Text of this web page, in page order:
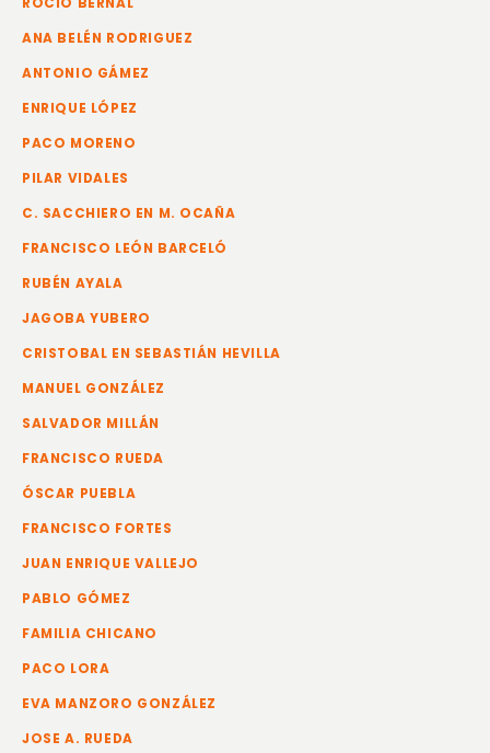
ROCIO BERNAL
ANA BELÉN RODRIGUEZ
ANTONIO GÁMEZ
ENRIQUE LÓPEZ
PACO MORENO
PILAR VIDALES
C. SACCHIERO EN M. OCAÑA
FRANCISCO LEÓN BARCELÓ
RUBÉN AYALA
JAGOBA YUBERO
CRISTOBAL EN SEBASTIÁN HEVILLA
MANUEL GONZÁLEZ
SALVADOR MILLÁN
FRANCISCO RUEDA
ÓSCAR PUEBLA
FRANCISCO FORTES
JUAN ENRIQUE VALLEJO
PABLO GÓMEZ
FAMILIA CHICANO
PACO LORA
EVA MANZORO GONZÁLEZ
JOSE A. RUEDA